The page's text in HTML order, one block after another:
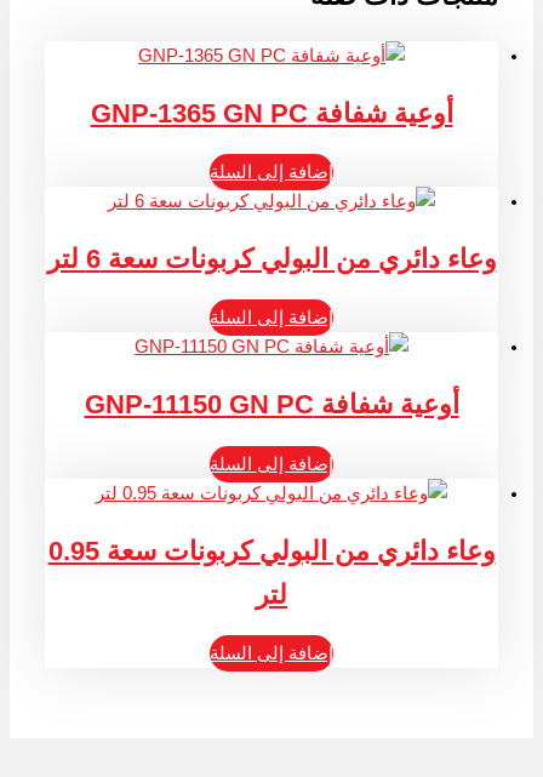
أوعية شفافة GNP-1365 GN PC
إضافة إلى السلة
وعاء دائري من البولي كربونات سعة 6 لتر
إضافة إلى السلة
أوعية شفافة GNP-11150 GN PC
إضافة إلى السلة
وعاء دائري من البولي كربونات سعة 0.95
لتر
إضافة إلى السلة